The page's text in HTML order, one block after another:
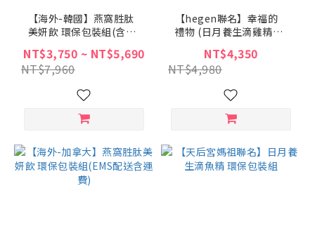
【海外-韓國】燕窩胜肽
美妍飲 環保包裝組(含運
費)
NT$3,750 ~ NT$5,690
NT$7,960
【hegen聯名】幸福的
禮物 (日月養生滴雞精
+hegen祝賀新生禮)
NT$4,350
NT$4,980